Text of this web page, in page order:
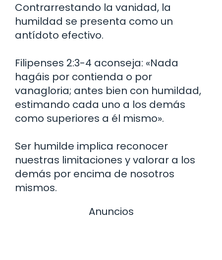
Contrarrestando la vanidad, la
humildad se presenta como un
antídoto efectivo.
Filipenses 2:3-4 aconseja: «Nada
hagáis por contienda o por
vanagloria; antes bien con humildad,
estimando cada uno a los demás
como superiores a él mismo».
Ser humilde implica reconocer
nuestras limitaciones y valorar a los
demás por encima de nosotros
mismos.
Anuncios